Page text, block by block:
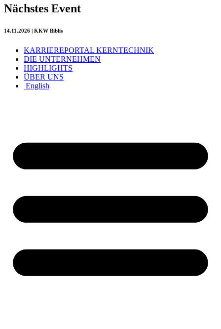
Nächstes Event
14.11.2026 | KKW Biblis
KARRIEREPORTAL KERNTECHNIK
DIE UNTERNEHMEN
HIGHLIGHTS
ÜBER UNS
English